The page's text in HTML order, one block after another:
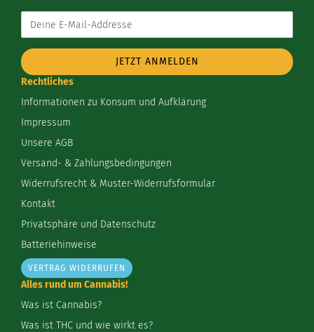
Addresse
Rechtliches
Informationen zu Konsum und Aufklärung
Impressum
Unsere AGB
Versand- & Zahlungsbedingungen
Widerrufsrecht & Muster-Widerrufsformular
Kontakt
Privatsphäre und Datenschutz
Batteriehinweise
VERTRAG WIDERRUFEN
Alles rund um Cannabis!
Was ist Cannabis?
Was ist THC und wie wirkt es?